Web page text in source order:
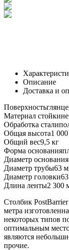
Описание
Доставка и
Поверхность
Материал стойки
Обработка стали
Общая высота1
Общий вес9,5 кг
Форма основания
Диаметр основания
Диаметр трубы63
Диаметр головки
Длина ленты2 300
Столбик
метра
некоторых типов
оптимальным
являются
прочие.